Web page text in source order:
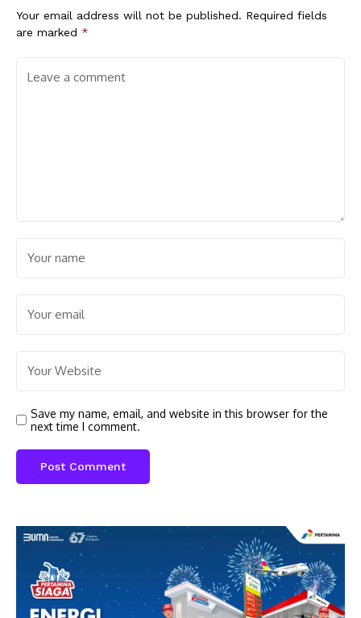
Your email address will not be published. Required fields
are marked *
Save my name, email, and website in this browser for the
next time I comment.